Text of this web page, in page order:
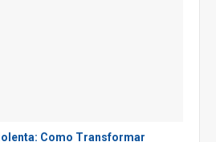
Como Transformar